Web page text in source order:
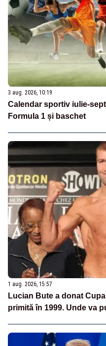
3 aug. 2026, 10:19
Calendar sportiv iulie-
Formula 1 și baschet
1 aug. 2026, 15:57
Lucian Bute a donat
primită în 1999. Unde va